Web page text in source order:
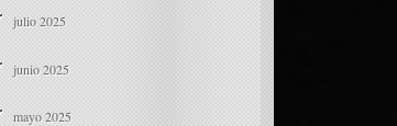
julio 2025
junio 2025
mayo 2025